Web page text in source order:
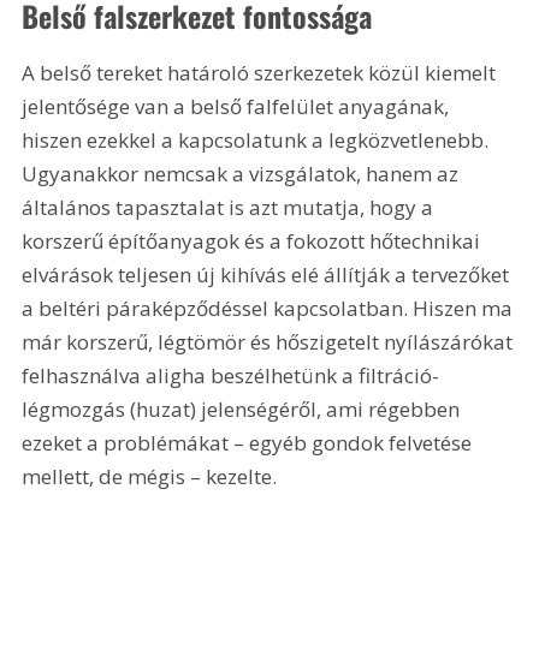
Belső falszerkezet fontossága
A belső tereket határoló szerkezetek közül kiemelt
jelentősége van a belső falfelület anyagának,
hiszen ezekkel a kapcsolatunk a legközvetlenebb.
Ugyanakkor nemcsak a vizsgálatok, hanem az
általános tapasztalat is azt mutatja, hogy a
korszerű építőanyagok és a fokozott hőtechnikai
elvárások teljesen új kihívás elé állítják a tervezőket
a beltéri páraképződéssel kapcsolatban. Hiszen ma
már korszerű, légtömör és hőszigetelt nyílászárókat
felhasználva aligha beszélhetünk a filtráció-
légmozgás (huzat) jelenségéről, ami régebben
ezeket a problémákat – egyéb gondok felvetése
mellett, de mégis – kezelte.